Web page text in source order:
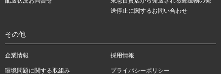
送停止に関するお問い合わせ
その他
企業情報
採用情報
環境問題に関する取組み
プライバシーポリシー